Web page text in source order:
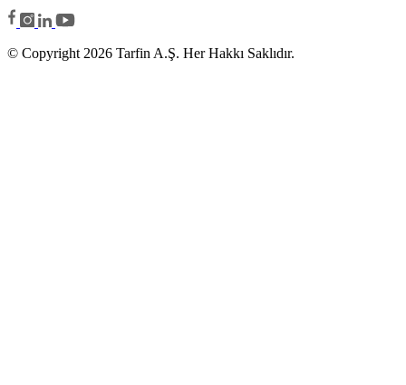
© Copyright 2026 Tarfin A.Ş. Her Hakkı Saklıdır.